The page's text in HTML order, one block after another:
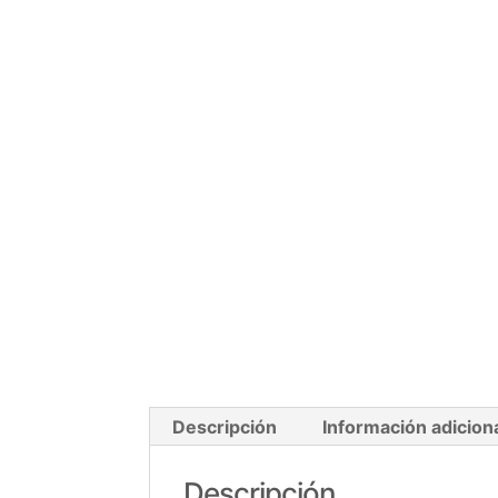
Descripción Información